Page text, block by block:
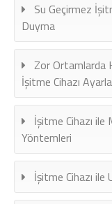
Su Geçirmez
Duyma
Zor Ortamlarda
İşitme Cihazı
İşitme Cihazı
Yöntemleri
İşitme Cihazı ile